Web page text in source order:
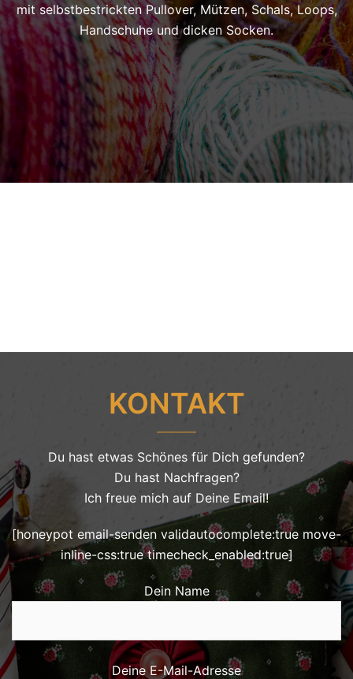
mit selbstbestrickten Pullover, Mützen, Schals, Loops,
Handschuhe und dicken Socken.
KONTAKT
Du hast etwas Schönes für Dich gefunden?
Du hast Nachfragen?
Ich freue mich auf Deine Email!
[honeypot email-senden validautocomplete:true move-
inline-css:true timecheck_enabled:true]
Dein Name
Deine E-Mail-Adresse